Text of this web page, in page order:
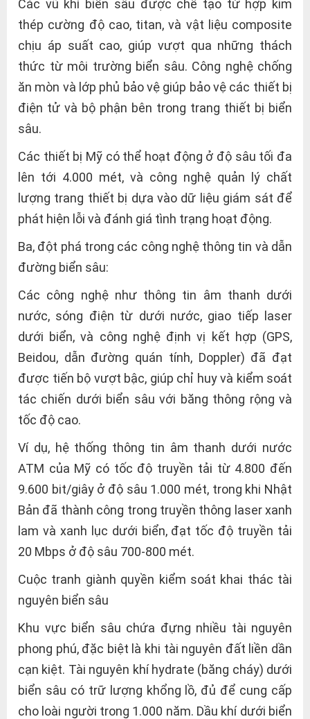
Các vũ khí biển sâu được chế tạo từ hợp kim
thép cường độ cao, titan, và vật liệu composite
chịu áp suất cao, giúp vượt qua những thách
thức từ môi trường biển sâu. Công nghệ chống
ăn mòn và lớp phủ bảo vệ giúp bảo vệ các thiết bị
điện tử và bộ phận bên trong trang thiết bị biển
sâu.
Các thiết bị Mỹ có thể hoạt động ở độ sâu tối đa
lên tới 4.000 mét, và công nghệ quản lý chất
lượng trang thiết bị dựa vào dữ liệu giám sát để
phát hiện lỗi và đánh giá tình trạng hoạt động.
Ba, đột phá trong các công nghệ thông tin và dẫn
đường biển sâu:
Các công nghệ như thông tin âm thanh dưới
nước, sóng điện từ dưới nước, giao tiếp laser
dưới biển, và công nghệ định vị kết hợp (GPS,
Beidou, dẫn đường quán tính, Doppler) đã đạt
được tiến bộ vượt bậc, giúp chỉ huy và kiểm soát
tác chiến dưới biển sâu với băng thông rộng và
tốc độ cao.
Ví dụ, hệ thống thông tin âm thanh dưới nước
ATM của Mỹ có tốc độ truyền tải từ 4.800 đến
9.600 bit/giây ở độ sâu 1.000 mét, trong khi Nhật
Bản đã thành công trong truyền thông laser xanh
lam và xanh lục dưới biển, đạt tốc độ truyền tải
20 Mbps ở độ sâu 700-800 mét.
Cuộc tranh giành quyền kiểm soát khai thác tài
nguyên biển sâu
Khu vực biển sâu chứa đựng nhiều tài nguyên
phong phú, đặc biệt là khi tài nguyên đất liền dần
cạn kiệt. Tài nguyên khí hydrate (băng cháy) dưới
biển sâu có trữ lượng khổng lồ, đủ để cung cấp
cho loài người trong 1.000 năm. Dầu khí dưới biển